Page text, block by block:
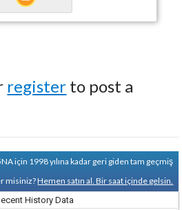
register to post a
için 1998 yılına kadar geri giden tam geçmiş
misiniz?Hemen satın al. Bir saat içinde gelsin.
History Data